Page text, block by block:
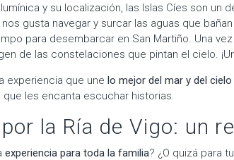
y su localización, las Islas Cíes son un
nos gusta navegar y surcar las aguas que
para desembarcar en San Martiño. Una
de las constelaciones que pintan el cielo.
experiencia que une lo mejor del mar y del cielo
que les encanta escuchar historias.
la Ría de Vigo: un
experiencia para toda la familia? ¿O quizá para